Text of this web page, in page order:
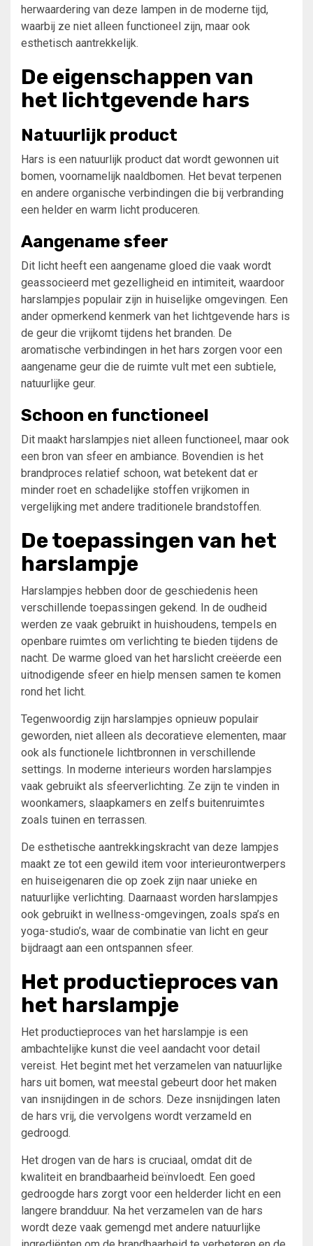
herwaardering van deze lampen in de moderne tijd,
waarbij ze niet alleen functioneel zijn, maar ook
esthetisch aantrekkelijk.
De eigenschappen van
het lichtgevende hars
Natuurlijk product
Hars is een natuurlijk product dat wordt gewonnen uit
bomen, voornamelijk naaldbomen. Het bevat terpenen
en andere organische verbindingen die bij verbranding
een helder en warm licht produceren.
Aangename sfeer
Dit licht heeft een aangename gloed die vaak wordt
geassocieerd met gezelligheid en intimiteit, waardoor
harslampjes populair zijn in huiselijke omgevingen. Een
ander opmerkend kenmerk van het lichtgevende hars is
de geur die vrijkomt tijdens het branden. De
aromatische verbindingen in het hars zorgen voor een
aangename geur die de ruimte vult met een subtiele,
natuurlijke geur.
Schoon en functioneel
Dit maakt harslampjes niet alleen functioneel, maar ook
een bron van sfeer en ambiance. Bovendien is het
brandproces relatief schoon, wat betekent dat er
minder roet en schadelijke stoffen vrijkomen in
vergelijking met andere traditionele brandstoffen.
De toepassingen van het
harslampje
Harslampjes hebben door de geschiedenis heen
verschillende toepassingen gekend. In de oudheid
werden ze vaak gebruikt in huishoudens, tempels en
openbare ruimtes om verlichting te bieden tijdens de
nacht. De warme gloed van het harslicht creëerde een
uitnodigende sfeer en hielp mensen samen te komen
rond het licht.
Tegenwoordig zijn harslampjes opnieuw populair
geworden, niet alleen als decoratieve elementen, maar
ook als functionele lichtbronnen in verschillende
settings. In moderne interieurs worden harslampjes
vaak gebruikt als sfeerverlichting. Ze zijn te vinden in
woonkamers, slaapkamers en zelfs buitenruimtes
zoals tuinen en terrassen.
De esthetische aantrekkingskracht van deze lampjes
maakt ze tot een gewild item voor interieurontwerpers
en huiseigenaren die op zoek zijn naar unieke en
natuurlijke verlichting. Daarnaast worden harslampjes
ook gebruikt in wellness-omgevingen, zoals spa’s en
yoga-studio’s, waar de combinatie van licht en geur
bijdraagt aan een ontspannen sfeer.
Het productieproces van
het harslampje
Het productieproces van het harslampje is een
ambachtelijke kunst die veel aandacht voor detail
vereist. Het begint met het verzamelen van natuurlijke
hars uit bomen, wat meestal gebeurt door het maken
van insnijdingen in de schors. Deze insnijdingen laten
de hars vrij, die vervolgens wordt verzameld en
gedroogd.
Het drogen van de hars is cruciaal, omdat dit de
kwaliteit en brandbaarheid beïnvloedt. Een goed
gedroogde hars zorgt voor een helderder licht en een
langere brandduur. Na het verzamelen van de hars
wordt deze vaak gemengd met andere natuurlijke